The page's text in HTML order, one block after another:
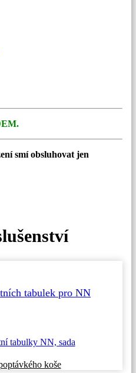
smí obsluhovat jen
tabulek pro NN
koše